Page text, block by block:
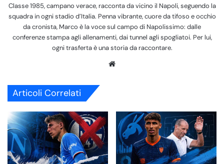
Classe 1985, campano verace, racconta da vicino il Napoli, seguendo la
squadra in ogni stadio d’Italia. Penna vibrante, cuore da tifoso e occhio
da cronista, Marco è la voce sul campo di Napolissimo: dalle
conferenze stampa agli allenamenti, dai tunnel agli spogliatoi. Per lui,
ogni trasferta è una storia da raccontare.
Articoli Correlati